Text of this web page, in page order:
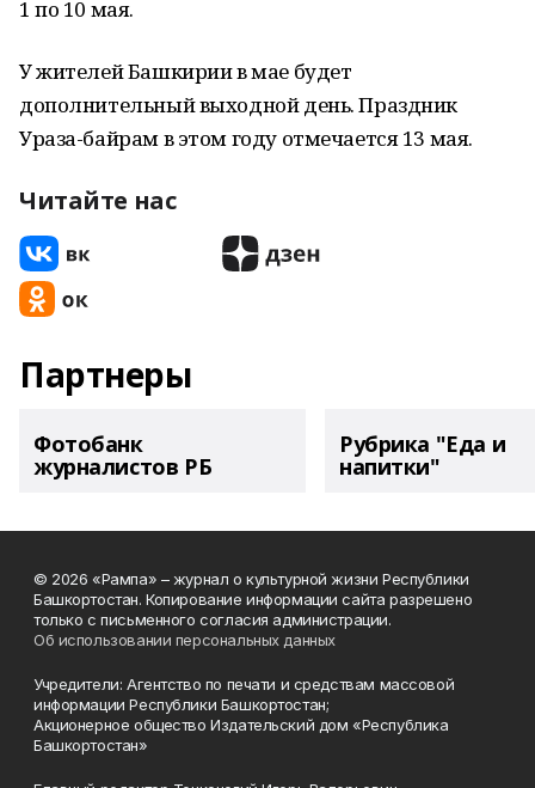
1 по 10 мая.
У жителей Башкирии в мае будет
дополнительный выходной день. Праздник
Ураза-байрам в этом году отмечается 13 мая.
Читайте нас
Партнеры
Фотобанк
журналистов РБ
Рубрика "Еда и
напитки"
© 2026 «Рампа» – журнал о культурной жизни Республики
Башкортостан. Копирование информации сайта разрешено
только с письменного согласия администрации.
Об использовании персональных данных
Учредители: Агентство по печати и средствам массовой
информации Республики Башкортостан;
Акционерное общество Издательский дом «Республика
Башкортостан»